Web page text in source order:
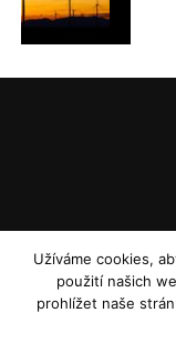
Užíváme cookies,
použití našich
prohlížet naše